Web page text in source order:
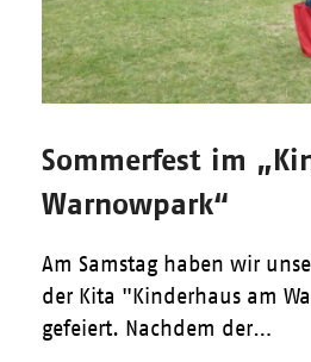
Sommerfest im
Warnowpark“
Am Samstag haben wir
der Kita "Kinderhaus am
gefeiert. Nachdem der…